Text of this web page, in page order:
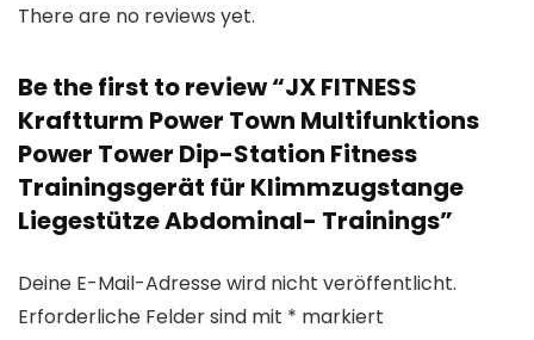
There are no reviews yet.
Be the first to review “JX FITNESS
Kraftturm Power Town Multifunktions
Power Tower Dip-Station Fitness
Trainingsgerät für Klimmzugstange
Liegestütze Abdominal- Trainings”
Deine E-Mail-Adresse wird nicht veröffentlicht.
Erforderliche Felder sind mit * markiert